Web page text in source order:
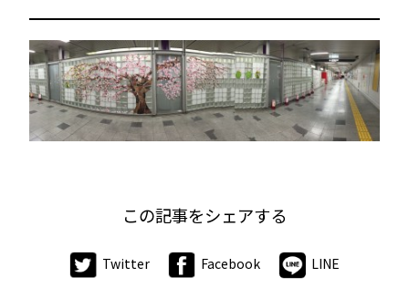
この記事をシェアする
Twitter Facebook LINE